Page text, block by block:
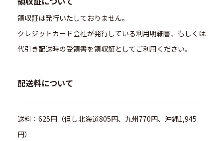
領収証は発行いたしておりません。
クレジットカード会社が発行している利用明細書、もしくは
代引き配送時の受領書を領収証としてご利用ください。
配送料について
送料：625円（但し北海道805円、九州770円、沖縄1,945
円）